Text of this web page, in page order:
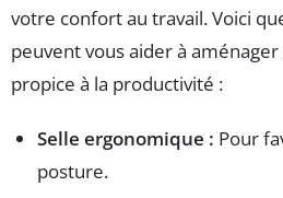
votre confort au travail. Voici
peuvent vous aider à
propice à la productivité :
Selle ergonomique : Pour
posture.